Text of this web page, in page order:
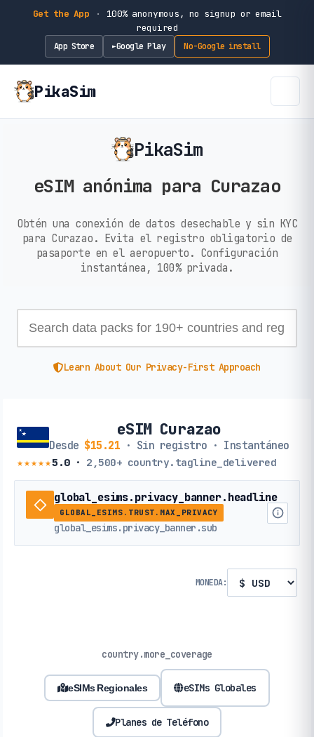
Get the App ·
100% anonymous, no signup or email
required
App Store ►Google Play No-Google install
PikaSim
PikaSim
eSIM anónima para Curazao
Obtén una conexión de datos desechable y sin KYC
para Curazao. Evita el registro obligatorio de
pasaporte en el aeropuerto. Configuración
instantánea, 100% privada.
Learn About Our Privacy-First Approach
eSIM Curazao
Desde $15.21 · Sin registro · Instantáneo
★★★★★5.0· 2,500+ country.tagline_delivered
global_esims.privacy_banner.headline
GLOBAL_ESIMS.TRUST.MAX_PRIVACY
global_esims.privacy_banner.sub
MONEDA:
country.more_coverage
eSIMs Regionales eSIMs Globales
Planes de Teléfono